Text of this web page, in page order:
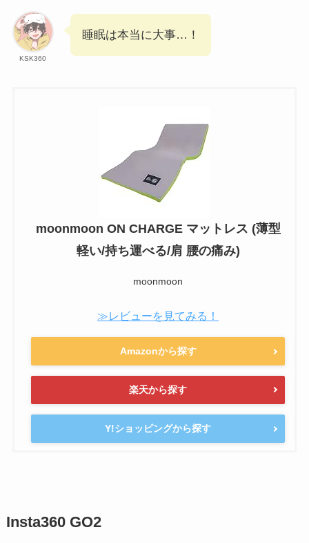
KSK360
睡眠は本当に大事…！
moonmoon ON CHARGE マットレス (薄型
軽い/持ち運べる/肩 腰の痛み)
moonmoon
≫レビューを見てみる！
Amazonから探す
楽天から探す
Y!ショッピングから探す
Insta360 GO2